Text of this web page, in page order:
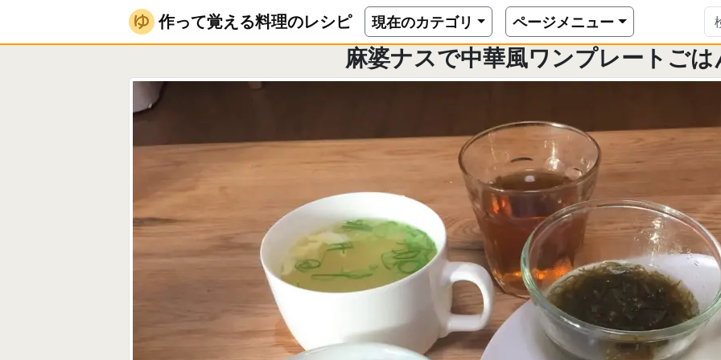
作って覚える料理のレシピ 現在のカテゴリ ページメニュー
作って覚える料理のレシピ 料理日記 麻婆ナスで中華風ワンプレートごはん
麻婆ナスで中華風ワンプレートごは